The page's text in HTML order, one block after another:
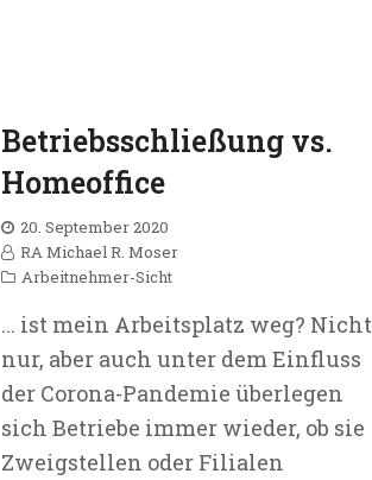
Betriebsschließung vs.
Homeoffice
20. September 2020
RA Michael R. Moser
Arbeitnehmer-Sicht
... ist mein Arbeitsplatz weg? Nicht
nur, aber auch unter dem Einfluss
der Corona-Pandemie überlegen
sich Betriebe immer wieder, ob sie
Zweigstellen oder Filialen